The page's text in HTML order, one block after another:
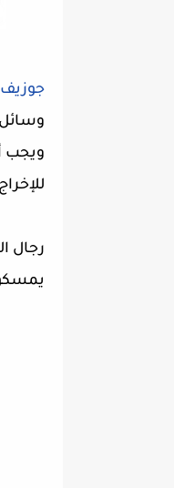
جوزيف
وسائل
ويجب
رجال